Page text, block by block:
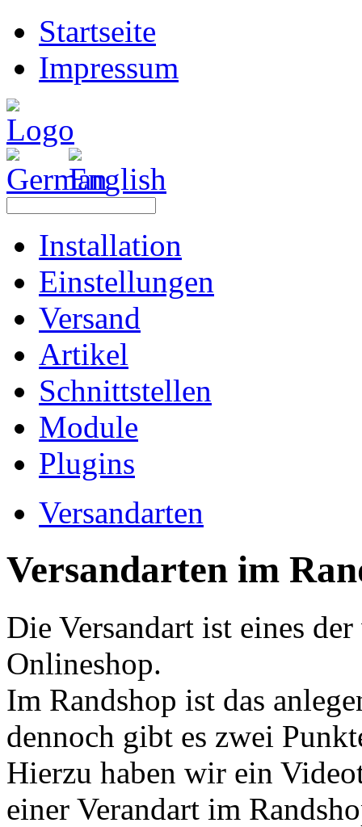
Startseite
Impressum
Installation
Einstellungen
Versand
Artikel
Schnittstellen
Module
Plugins
Versandarten
Versandarten im
Die Versandart ist eines
Onlineshop.
Im Randshop ist das
dennoch gibt es zwei
Hierzu haben wir ein
einer Verandart im